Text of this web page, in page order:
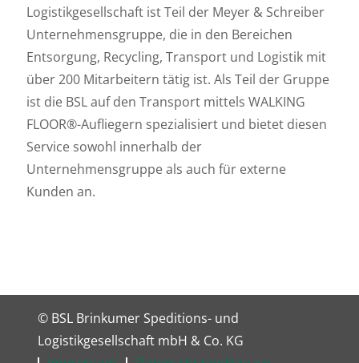
Logistikgesellschaft ist Teil der Meyer & Schreiber
Unternehmensgruppe, die in den Bereichen
Entsorgung, Recycling, Transport und Logistik mit
über 200 Mitarbeitern tätig ist. Als Teil der Gruppe
ist die BSL auf den Transport mittels WALKING
FLOOR®-Aufliegern spezialisiert und bietet diesen
Service sowohl innerhalb der
Unternehmensgruppe als auch für externe
Kunden an.
© BSL Brinkumer Speditions- und
Logistikgesellschaft mbH & Co. KG